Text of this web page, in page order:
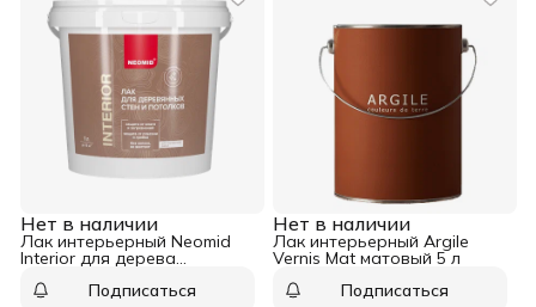
Нет в наличии
Лак интерьерный Neomid
Interior для дерева
Подписаться
Нет в наличии
Лак интерьерный Argile
Vernis Mat матовый 5 л
Подписаться